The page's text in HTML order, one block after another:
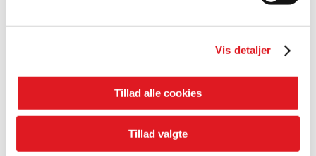
Vis detaljer
Tillad alle cookies
Tillad valgte
POULSEN